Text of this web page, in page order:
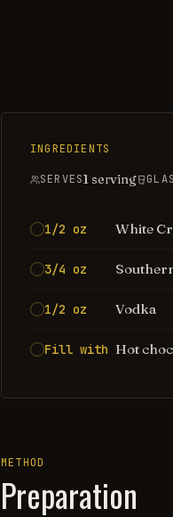
INGREDIENTS
SERVES1 serving
1/2 oz White
3/4 oz
1/2 oz Vodka
Fill with Hot
METHOD
Preparation